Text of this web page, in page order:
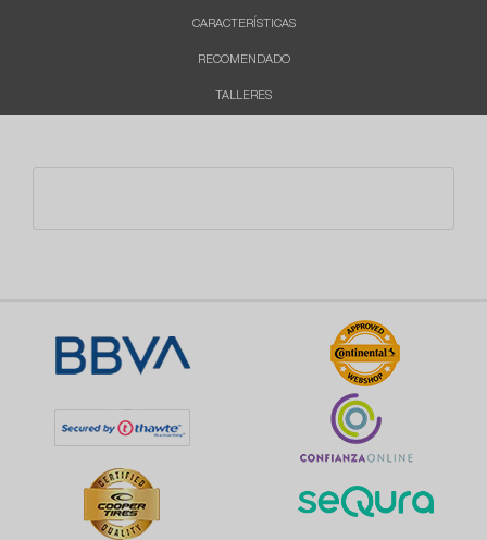
CARACTERÍSTICAS
RECOMENDADO
TALLERES